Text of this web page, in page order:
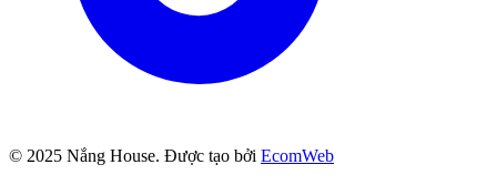
© 2025 Nắng House. Được tạo bởi EcomWeb